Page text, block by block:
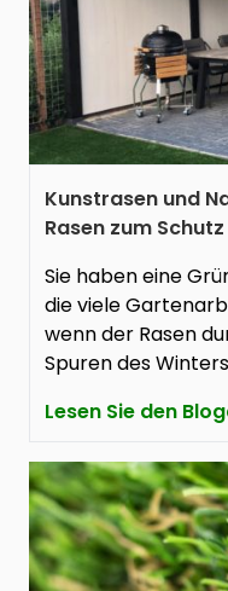
Kunstrasen und
Rasen zum
Sie haben eine
die viele
wenn der Rasen
Spuren des
Lesen Sie den